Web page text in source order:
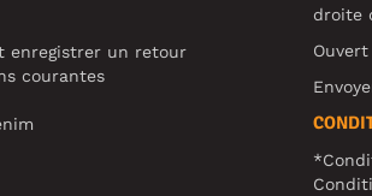
enregistrer un retour
courantes
droite